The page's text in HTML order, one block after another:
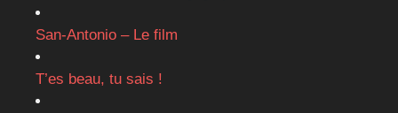
San-Antonio – Le film
T’es beau, tu sais !